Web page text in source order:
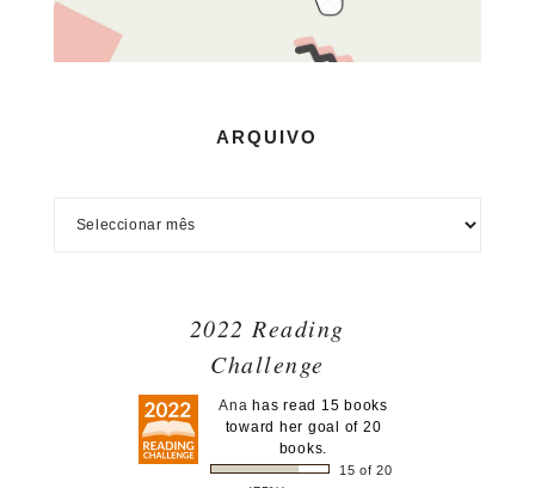
ARQUIVO
2022 Reading
Challenge
Ana has read 15 books
toward her goal of 20
books.
15 of 20